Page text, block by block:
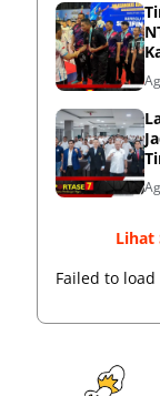
Lihat
Failed to load